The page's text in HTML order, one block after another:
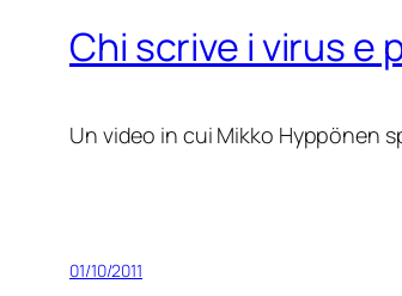
Chi scrive i virus e
Un video in cui Mikko Hyppönen
01/10/2011